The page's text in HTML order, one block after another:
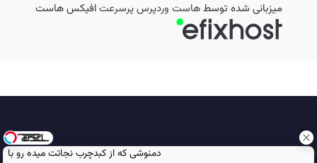
دمنوشی که از کبدچرب نجاتت میده رو با
میزبانی شده توسطهاست وردپرس پرسرعتافیکس هاست